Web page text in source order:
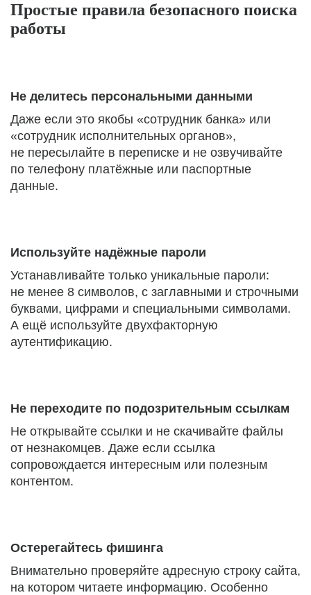
Простые правила безопасного поиска
работы
Не делитесь персональными данными
Даже если это якобы «сотрудник банка» или
«сотрудник исполнительных органов»,
не пересылайте в переписке и не озвучивайте
по телефону платёжные или паспортные
данные.
Используйте надёжные пароли
Устанавливайте только уникальные пароли:
не менее 8 символов, с заглавными и строчными
буквами, цифрами и специальными символами.
А ещё используйте двухфакторную
аутентификацию.
Не переходите по подозрительным ссылкам
Не открывайте ссылки и не скачивайте файлы
от незнакомцев. Даже если ссылка
сопровождается интересным или полезным
контентом.
Остерегайтесь фишинга
Внимательно проверяйте адресную строку сайта,
на котором читаете информацию. Особенно